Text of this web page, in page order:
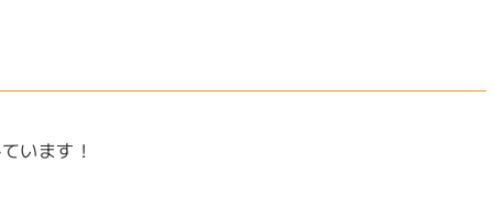
います！